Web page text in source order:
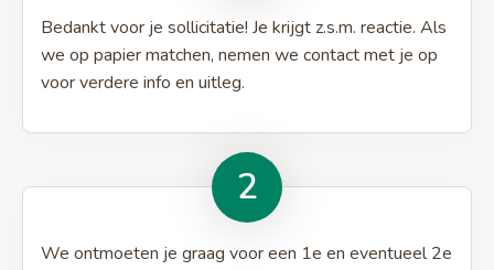
Bedankt voor je sollicitatie! Je krijgt z.s.m. reactie. Als
we op papier matchen, nemen we contact met je op
voor verdere info en uitleg.
2
We ontmoeten je graag voor een 1e en eventueel 2e